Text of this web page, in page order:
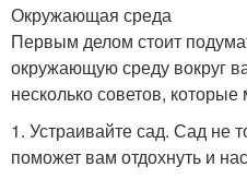
Окружающая среда
Первым делом стоит
окружающую среду вокруг
несколько советов,
1. Устраивайте сад. Сад не
поможет вам отдохнуть и